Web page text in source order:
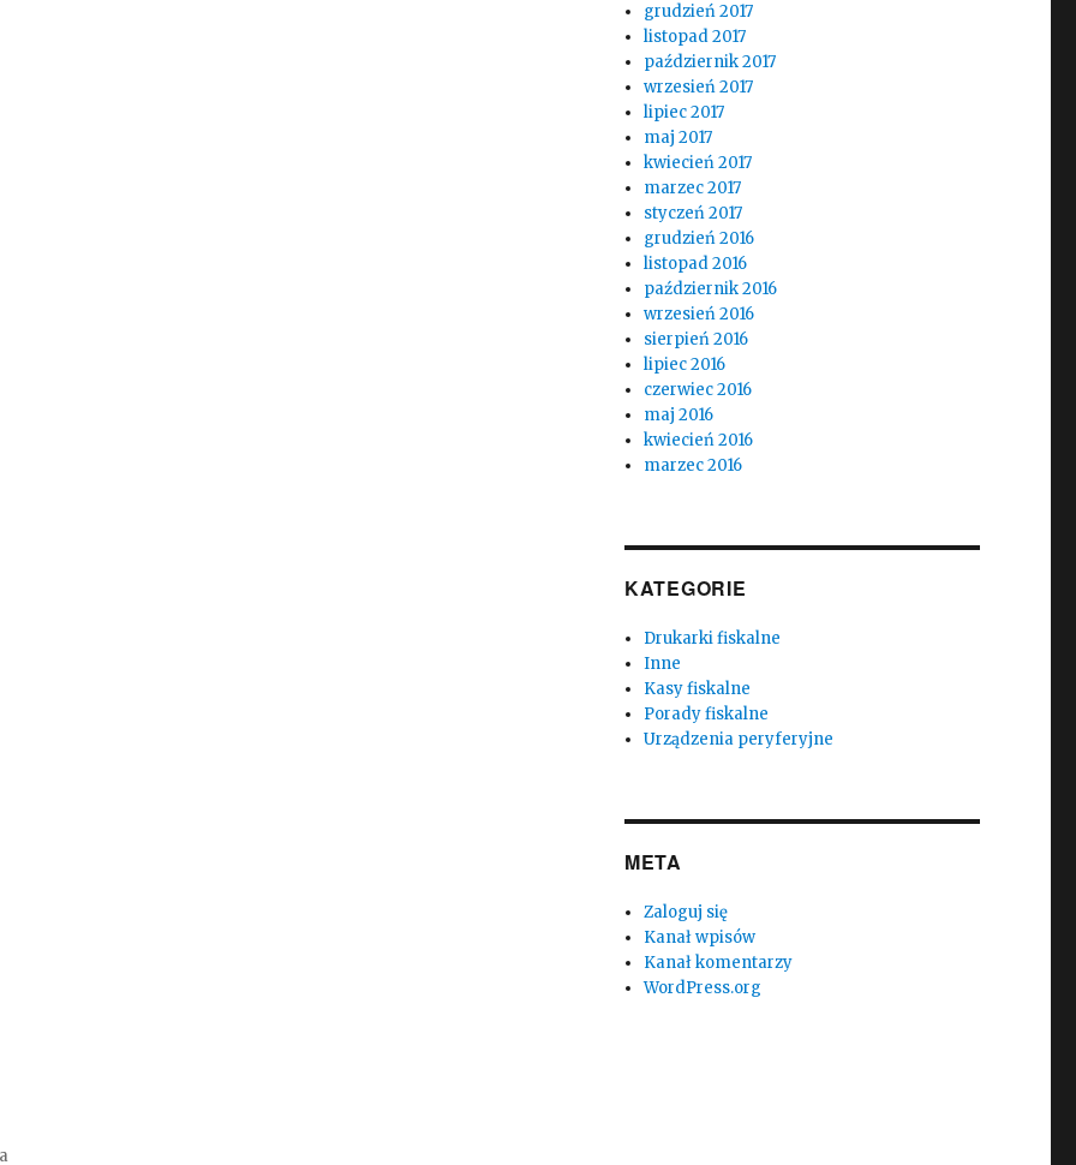
grudzień 2017
listopad 2017
październik 2017
wrzesień 2017
lipiec 2017
maj 2017
kwiecień 2017
marzec 2017
styczeń 2017
grudzień 2016
listopad 2016
październik 2016
wrzesień 2016
sierpień 2016
lipiec 2016
czerwiec 2016
maj 2016
kwiecień 2016
marzec 2016
KATEGORIE
Drukarki fiskalne
Inne
Kasy fiskalne
Porady fiskalne
Urządzenia peryferyjne
META
Zaloguj się
Kanał wpisów
Kanał komentarzy
WordPress.org